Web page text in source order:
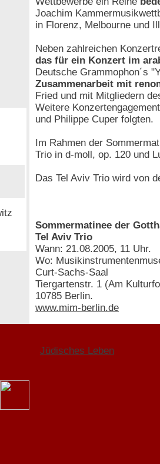
Joachim
in Florenz, Melbourne und
Neben zahlreichen
das für ein Konzert im
Deutsche Grammophon´s
Zusammenarbeit mit
Fried und mit Mitgliedern
Weitere
und Philippe Cuper folgten.
Im Rahmen der
Trio in d-moll, op. 120 und
Das Tel Aviv Trio wird von
Sommermatinee der
Tel Aviv Trio
Wann: 21.08.2005, 11 Uhr.
Wo:
Curt-Sachs-Saal
Tiergartenstr. 1 (Am
10785 Berlin.
www.mim-berlin.de
Jüdisches Leben